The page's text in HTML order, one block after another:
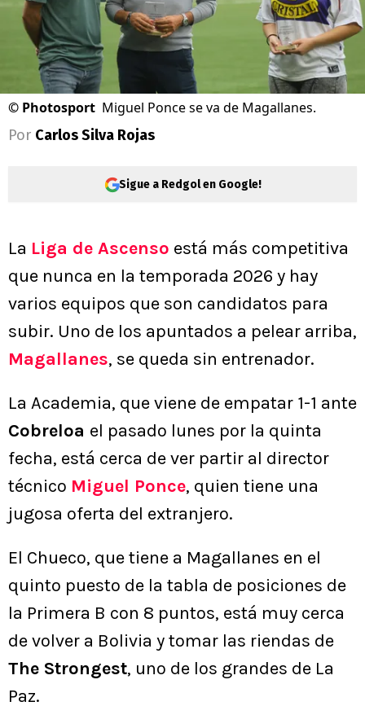
© Photosport Miguel Ponce se va de Magallanes.
Por Carlos Silva Rojas
Sigue a Redgol en Google!
La Liga de Ascenso está más competitiva
que nunca en la temporada 2026 y hay
varios equipos que son candidatos para
subir. Uno de los apuntados a pelear arriba,
Magallanes, se queda sin entrenador.
La Academia, que viene de empatar 1-1 ante
Cobreloa el pasado lunes por la quinta
fecha, está cerca de ver partir al director
técnico Miguel Ponce, quien tiene una
jugosa oferta del extranjero.
El Chueco, que tiene a Magallanes en el
quinto puesto de la tabla de posiciones de
la Primera B con 8 puntos, está muy cerca
de volver a Bolivia y tomar las riendas de
The Strongest, uno de los grandes de La
Paz.